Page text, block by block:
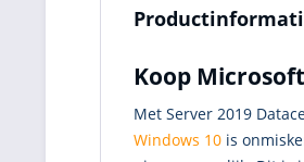
Koop
Met Server 2019
Windows 10 is